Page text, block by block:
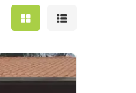
Mostrar resultados
Mostrar